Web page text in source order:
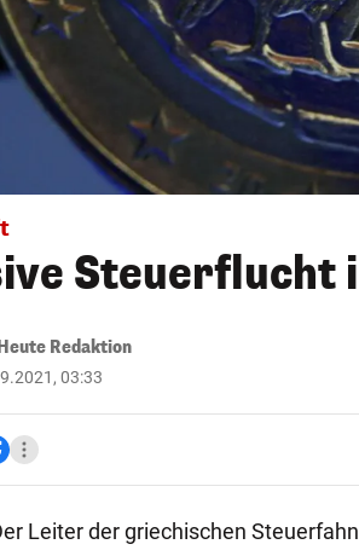
Steuerflucht
Redaktion
03:33
Leiter der griechischen